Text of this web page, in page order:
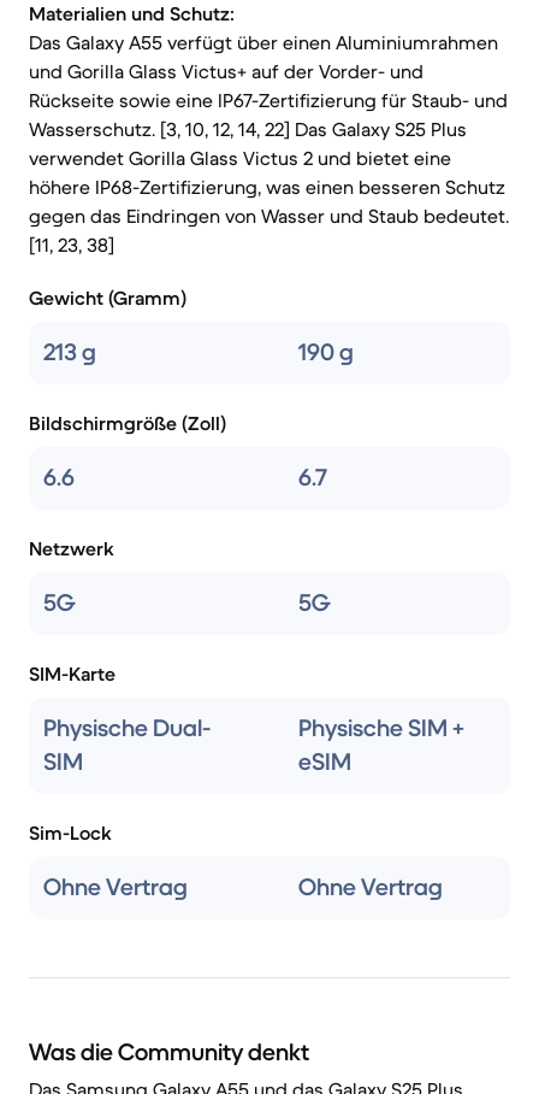
Materialien und Schutz:
Das Galaxy A55 verfügt über einen Aluminiumrahmen
und Gorilla Glass Victus+ auf der Vorder- und
Rückseite sowie eine IP67-Zertifizierung für Staub- und
Wasserschutz. [3, 10, 12, 14, 22] Das Galaxy S25 Plus
verwendet Gorilla Glass Victus 2 und bietet eine
höhere IP68-Zertifizierung, was einen besseren Schutz
gegen das Eindringen von Wasser und Staub bedeutet.
[11, 23, 38]
Gewicht (Gramm)
213 g 190 g
Bildschirmgröße (Zoll)
6.6 6.7
Netzwerk
5G 5G
SIM-Karte
Physische Dual-
SIM
Physische SIM +
eSIM
Sim-Lock
Ohne Vertrag Ohne Vertrag
Was die Community denkt
Das Samsung Galaxy A55 und das Galaxy S25 Plus